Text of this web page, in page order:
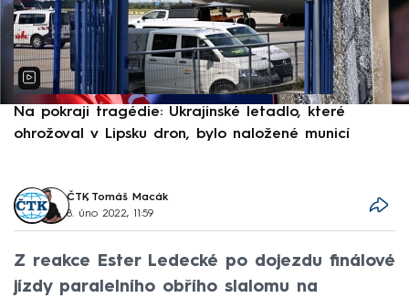
Na pokraji tragédie: Ukrajinské letadlo, které
ohrožoval v Lipsku dron, bylo naložené municí
ČTK, Tomáš Macák
8. úno 2022, 11:59
Z reakce Ester Ledecké po dojezdu finálové
jízdy paralelního obřího slalomu na